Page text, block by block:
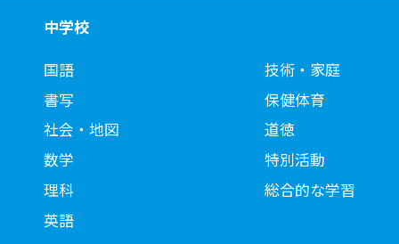
中学校
国語
書写
社会・地図
数学
理科
英語
技術・家庭
保健体育
道徳
特別活動
総合的な学習